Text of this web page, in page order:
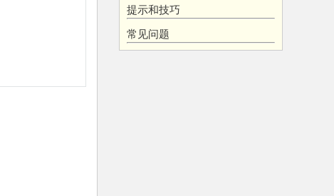
提示和技巧
常见问题